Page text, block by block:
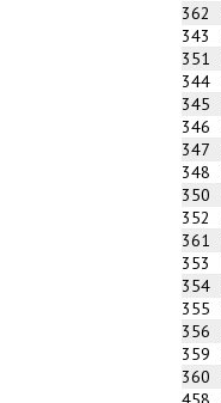
362
343
351
344
345
346
347
348
350
352
361
353
354
355
356
359
360